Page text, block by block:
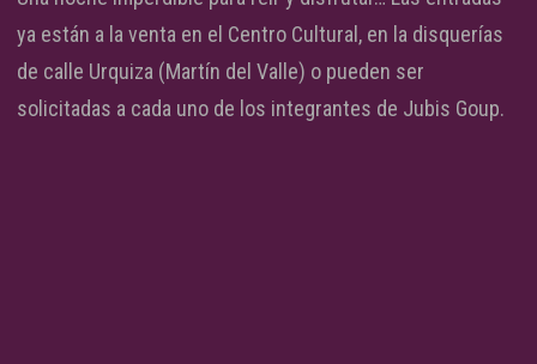
ya están a la venta en el Centro Cultural, en la disquerías
de calle Urquiza (Martín del Valle) o pueden ser
solicitadas a cada uno de los integrantes de Jubis Goup.